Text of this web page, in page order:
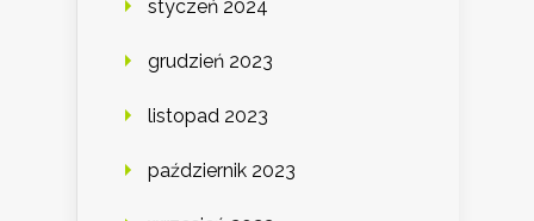
styczeń 2024
grudzień 2023
listopad 2023
październik 2023